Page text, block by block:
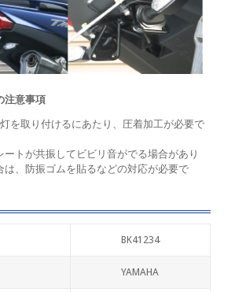
注意事項
灯を取り付けるにあたり、圧着加工が必要で
ートが共振してビビリ音がでる場合があり
は、防振ゴムを貼るなどの対応が必要で
BK41234
YAMAHA